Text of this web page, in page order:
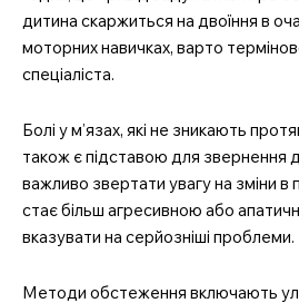
дитина скаржиться на двоїння в
моторних навичках, варто
спеціаліста.
Болі у м’язах, які не зникають
також є підставою для звернення
важливо звертати увагу на зміни в
стає більш агресивною або
вказувати на серйозніші проблеми.
Методи обстеження включають